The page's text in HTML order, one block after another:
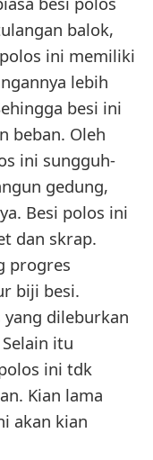
balok,
ini memiliki
lebih
besi ini
beban. Oleh
ini sungguh-
gedung,
Besi polos ini
dan skrap.
progres
biji besi.
yang dileburkan
itu
ini tdk
Kian lama
akan kian